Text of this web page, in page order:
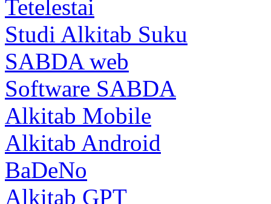
Tetelestai
Studi Alkitab Suku
SABDA web
Software SABDA
Alkitab Mobile
Alkitab Android
BaDeNo
Alkitab GPT